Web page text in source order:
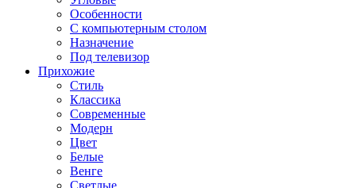
Особенности
С компьютерным столом
Назначение
Под телевизор
Прихожие
Стиль
Классика
Современные
Модерн
Цвет
Белые
Венге
Светлые